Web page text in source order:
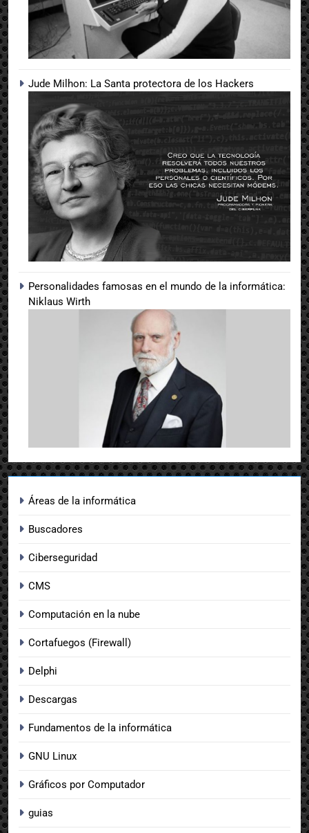
Jude Milhon: La Santa protectora de los Hackers
Personalidades famosas en el mundo de la informática:
Niklaus Wirth
Áreas de la informática
Buscadores
Ciberseguridad
CMS
Computación en la nube
Cortafuegos (Firewall)
Delphi
Descargas
Fundamentos de la informática
GNU Linux
Gráficos por Computador
guias